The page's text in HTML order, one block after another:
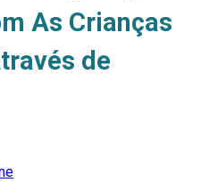
As Crianças
de